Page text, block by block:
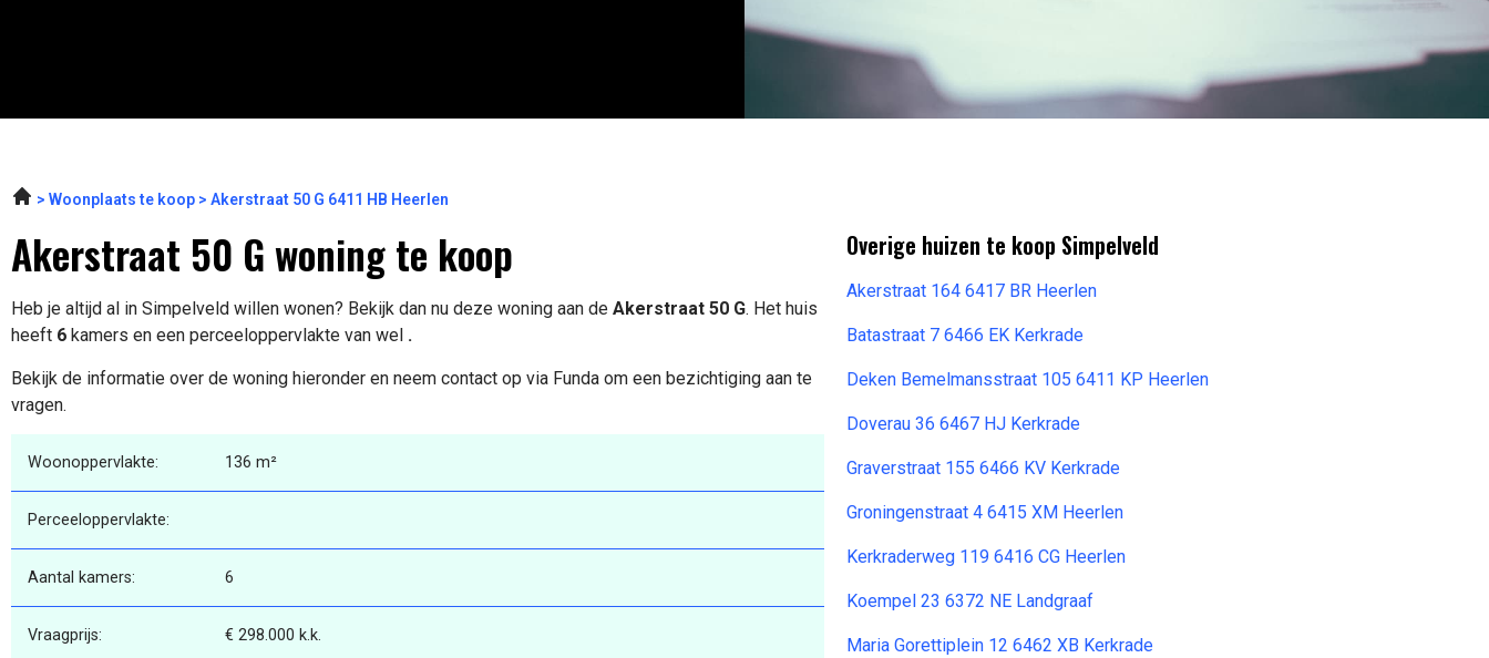
Woonplaats te koop Akerstraat 50 G 6411 HB Heerlen
Akerstraat 50 G woning te koop
Heb je altijd al in Simpelveld willen wonen? Bekijk dan nu deze woning aan de Akerstraat 50 G. Het huis
heeft 6 kamers en een perceeloppervlakte van wel .
Bekijk de informatie over de woning hieronder en neem contact op via Funda om een bezichtiging aan te
vragen.
Woonoppervlakte: 136 m²
Perceeloppervlakte:
Aantal kamers: 6
Vraagprijs: € 298.000 k.k.
Overige huizen te koop Simpelveld
Akerstraat 164 6417 BR Heerlen
Batastraat 7 6466 EK Kerkrade
Deken Bemelmansstraat 105 6411 KP Heerlen
Doverau 36 6467 HJ Kerkrade
Graverstraat 155 6466 KV Kerkrade
Groningenstraat 4 6415 XM Heerlen
Kerkraderweg 119 6416 CG Heerlen
Koempel 23 6372 NE Landgraaf
Maria Gorettiplein 12 6462 XB Kerkrade